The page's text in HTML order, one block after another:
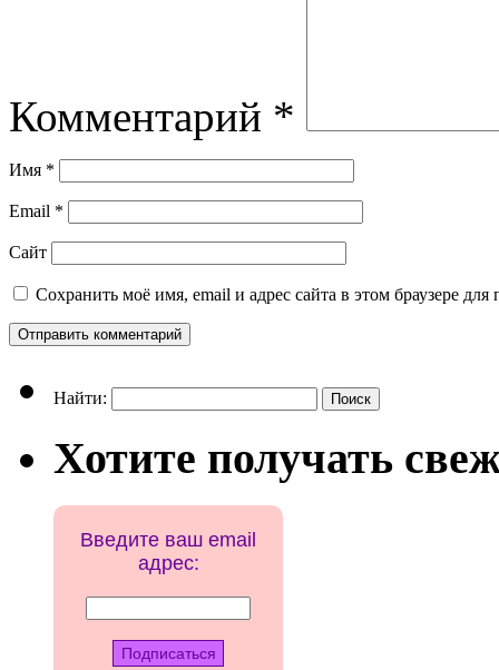
Комментарий *
Имя *
Email *
Сайт
Сохранить моё имя, email и адрес сайта в этом браузере
Найти:
Хотите получать
Введите ваш email
адрес: